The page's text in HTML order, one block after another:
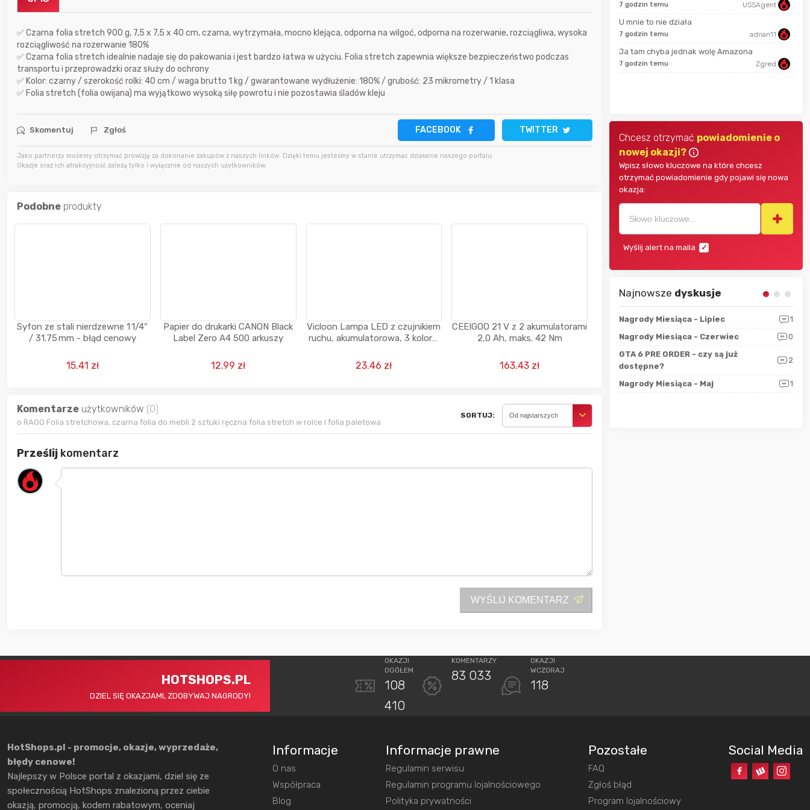
✅ Czarna folia stretch 900 g, 7,5 x 7,5 x 40 cm, czarna, wytrzymała, mocno klejąca, odporna na wilgoć, odporna na rozerwanie, rozciągliwa, wysoka
rozciągliwość na rozerwanie 180%
✅ Czarna folia stretch idealnie nadaje się do pakowania i jest bardzo łatwa w użyciu. Folia stretch zapewnia większe bezpieczeństwo podczas
transportu i przeprowadzki oraz służy do ochrony
✅ Kolor: czarny / szerokość rolki: 40 cm / waga brutto 1 kg / gwarantowane wydłużenie: 180% / grubość: 23 mikrometry / 1 klasa
✅ Folia stretch (folia owijana) ma wyjątkowo wysoką siłę powrotu i nie pozostawia śladów kleju
Skomentuj Zgłoś FACEBOOK TWITTER
Jako partnerzy możemy otrzymać prowizję za dokonanie zakupów z naszych linków. Dzięki temu jesteśmy w stanie utrzymać działanie naszego portalu.
Okazje oraz ich atrakcyjność zależą tylko i wyłącznie od naszych użytkowników.
Podobne produkty
Syfon ze stali nierdzewne 1 1/4″
/ 31.75 mm - błąd cenowy
15.41 zł
Papier do drukarki CANON Black
Label Zero A4 500 arkuszy
12.99 zł
Vicloon Lampa LED z czujnikiem
ruchu, akumulatorowa, 3 kolory,
USB-C
23.46 zł
CEEIGOO 21 V z 2 akumulatorami
2,0 Ah, maks. 42 Nm
163.43 zł
Komentarze użytkowników (0)
o RAGO Folia stretchowa, czarna folia do mebli 2 sztuki ręczna folia stretch w rolce I folia paletowa
SORTUJ: Od najstarszych
Prześlij komentarz
WYŚLIJ KOMENTARZ
7 godzin temu adrian11
7 godzin temu Zgred
godzinę temu
jasny
5 godzin temu
5 godzin temu
7 godzin temu USSAgent
U mnie to nie działa
7 godzin temu adrian11
Ja tam chyba jednak wolę Amazona
7 godzin temu Zgred
Chcesz otrzymać powiadomienie o
nowej okazji?
Wpisz słowo kluczowe na które chcesz
otrzymać powiadomienie gdy pojawi się nowa
okazja:
Wyślij alert na maila
Najnowsze dyskusje
Sferis - czemu odstrasza?
Czy moze ktos to jakos logicznie
Katalog nagród
Nagrody Miesiąca - Lipiec
1
Nagrody Miesiąca - Czerwiec
0
GTA 6 PRE ORDER - czy są już
dostępne?
2
Nagrody Miesiąca - Maj 1
HOTSHOPS.PL
DZIEL SIĘ OKAZJAMI, ZDOBYWAJ NAGRODY!
OKAZJI
OGÓŁEM
108
410
KOMENTARZY
83 033
OKAZJI
WCZORAJ
118
HotShops.pl - promocje, okazje, wyprzedaże,
błędy cenowe!
Najlepszy w Polsce portal z okazjami, dziel się ze
społecznością HotShops znalezioną przez ciebie
okazją, promocją, kodem rabatowym, oceniaj
Informacje
O nas
Współpraca
Blog
Informacje prawne
Regulamin serwisu
Regulamin programu lojalnościowego
Polityka prywatności
Pozostałe
FAQ
Zgłoś błąd
Program lojalnościowy
Social Media